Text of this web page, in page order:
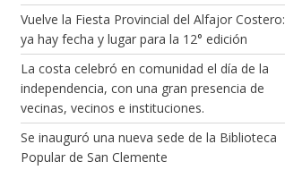
Vuelve la Fiesta Provincial del Alfajor Costero:
ya hay fecha y lugar para la 12° edición
La costa celebró en comunidad el día de la
independencia, con una gran presencia de
vecinas, vecinos e instituciones.
Se inauguró una nueva sede de la Biblioteca
Popular de San Clemente